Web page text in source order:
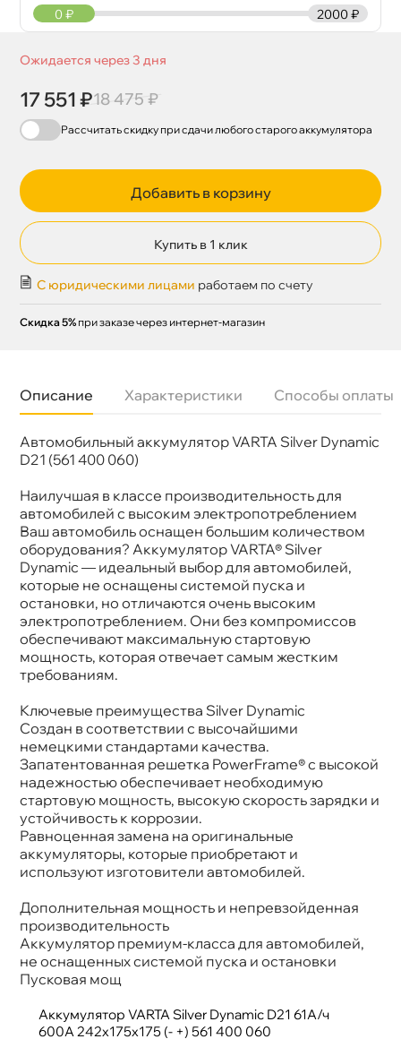
2000 ₽
0 ₽
Ожидается через 3 дня
17 551 ₽18 475 ₽
Рассчитать скидку при сдачилюбогостарого аккумулятора
Добавить в корзину
Купить в 1 клик
С юридическими лицами работаем по счету
Скидка 5% при заказе через интернет-магазин
Описание Характеристики Способы оплаты
Автомобильный аккумулятор VARTA Silver Dynamic
D21 (561 400 060)
Наилучшая в классе производительность для
автомобилей с высоким электропотреблением
аш автомобиль оснащен большим количеством
оборудования? Аккумулятор VARTA® Silver
Dynamic — идеальный выбор для автомобилей,
которые не оснащены системой пуска и
остановки, но отличаются очень высоким
электропотреблением. Они без компромиссо
обеспечивают максимальную стартовую
мощность, которая отвечает самым жестким
требованиям.
Ключевые преимущества Silver Dynamic
Создан в соответствии с высочайшими
немецкими стандартами качества.
Запатентованная решетка PowerFrame® с высокой
надежностью обеспечивает необходимую
стартовую мощность, высокую скорость зарядки и
устойчивость к коррозии.
Равноценная замена на оригинальные
аккумуляторы, которые приобретают и
используют изготовители автомобилей.
Дополнительная мощность и непревзойденная
производительность
Аккумулятор премиум-класса для автомобилей,
не оснащенных системой пуска и остановки
Пусковая мощ
Бренд
VARTA
Артикул
561 400 060 316 2
Напряжение
аккумулятора
Емкость А/ч
61
Ток холодной
прокрутки
600A
Гарантия 2 года
Аккумулятор VARTA Silver Dynamic D21 61А/ч
600A 242x175x175 (- +) 561 400 060